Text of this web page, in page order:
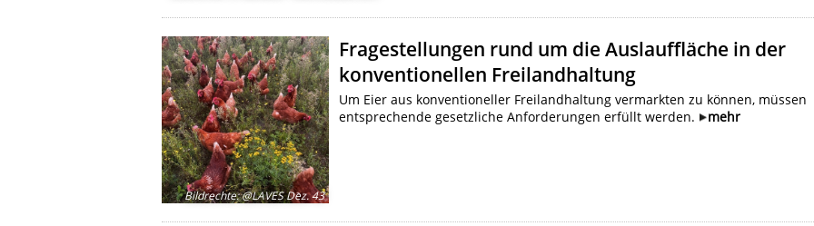
Bildrechte:@LAVES Dez. 43
Fragestellungen rund um die Auslauffläche in der
konventionellen Freilandhaltung
Um Eier aus konventioneller Freilandhaltung vermarkten zu können, müssen
entsprechende gesetzliche Anforderungen erfüllt werden.
mehr